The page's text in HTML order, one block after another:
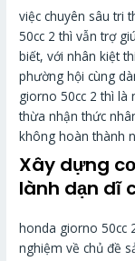
việc chuyên sâu tri
50cc 2 thì vẫn trợ
biết, với nhân kiệt
phường hội cùng
giorno 50cc 2 thì là
thừa nhận thức
không hoàn thành
Xây dựng
lành dạn dĩ
honda giorno 50cc
nghiệm về chủ đề